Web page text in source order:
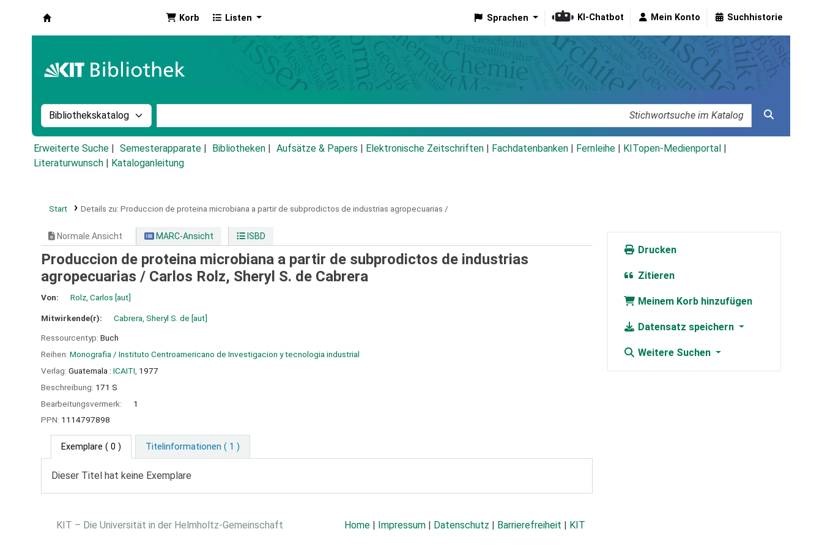
Korb Listen Sprachen KI-Chatbot Mein Konto Suchhistorie
Suche im Katalog nach:
Erweiterte Suche Semesterapparate Bibliotheken Aufsätze & Papers Elektronische Zeitschriften Fachdatenbanken Fernleihe KITopen-Medienportal
Literaturwunsch
Kataloganleitung
Start Details zu: Produccion de proteina microbiana a partir de subprodictos de industrias agropecuarias /
Normale Ansicht MARC-Ansicht ISBD
Produccion de proteina microbiana a partir de subprodictos de industrias
agropecuarias / Carlos Rolz, Sheryl S. de Cabrera
Von: Rolz, Carlos [aut]
Mitwirkende(r): Cabrera, Sheryl S. de [aut]
Ressourcentyp: Buch
Reihen: Monografia / Instituto Centroamericano de Investigacion y tecnologia industrial
Verlag: Guatemala : ICAITI, 1977
Beschreibung: 171 S
Bearbeitungsvermerk:
1
PPN: 1114797898
Exemplare ( 0 ) Titelinformationen ( 1 )
Dieser Titel hat keine Exemplare
Drucken
Zitieren
Meinem Korb hinzufügen
Datensatz speichern
Weitere Suchen
KIT – Die Universität in der Helmholtz-Gemeinschaft Home Impressum Datenschutz Barrierefreiheit KIT